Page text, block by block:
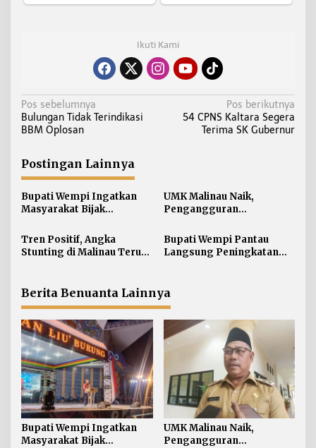
Ikuti Kami
N
a
i
g
a
s
p
o
Pos sebelumnya
Bulungan Tidak Terindikasi
BBM Oplosan
Pos berikutnya
54 CPNS Kaltara Segera
Terima SK Gubernur
Postingan Lainnya
Bupati Wempi Ingatkan
Masyarakat Bijak
UMK Malinau Naik,
Pengangguran
Tren Positif, Angka
Stunting di Malinau Terus
Bupati Wempi Pantau
Langsung Peningkatan
Berita Benuanta Lainnya
Bupati Wempi Ingatkan
Masyarakat Bijak
UMK Malinau Naik,
Pengangguran